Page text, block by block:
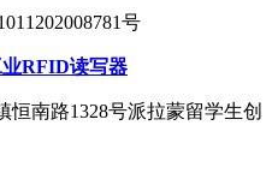
号
RFID读写器
南路1328号派拉蒙留学生创